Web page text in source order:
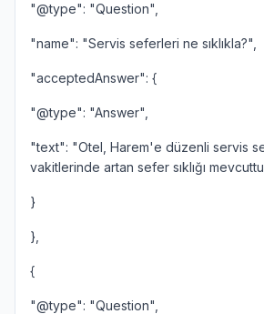
"@type": "Question",
"name": "Servis seferleri ne sıklıkla?",
"acceptedAnswer": {
"@type": "Answer",
"text": "Otel, Harem'e düzenli servis
vakitlerinde artan sefer sıklığı
}
},
{
"@type": "Question",